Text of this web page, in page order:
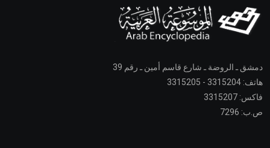
دمشق ـ الروضة ـ شارع قاسم أمين ـ رقم 39
هاتف: 3315204 - 3315205
فاكس: 3315207
ص.ب: 7296